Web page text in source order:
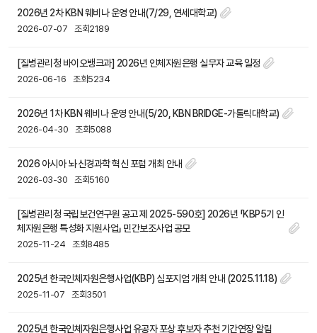
2026년 2차 KBN 웨비나 운영 안내(7/29, 연세대학교)
2026-07-07 조회2189
[질병관리청 바이오뱅크과] 2026년 인체자원은행 실무자 교육 일정
2026-06-16 조회5234
2026년 1차 KBN 웨비나 운영 안내(5/20, KBN BRIDGE-가톨릭대학교)
2026-04-30 조회5088
2026 아시아 뇌·신경과학 혁신 포럼 개최 안내
2026-03-30 조회5160
[질병관리청 국립보건연구원 공고 제 2025-590호] 2026년 「KBP5기 인
체자원은행 특성화 지원사업」 민간보조사업 공모
2025-11-24 조회8485
2025년 한국인체자원은행사업(KBP) 심포지엄 개최 안내 (2025.11.18)
2025-11-07 조회3501
2025년 한국인체자원은행사업 유공자 포상 후보자 추천 기간연장 알림